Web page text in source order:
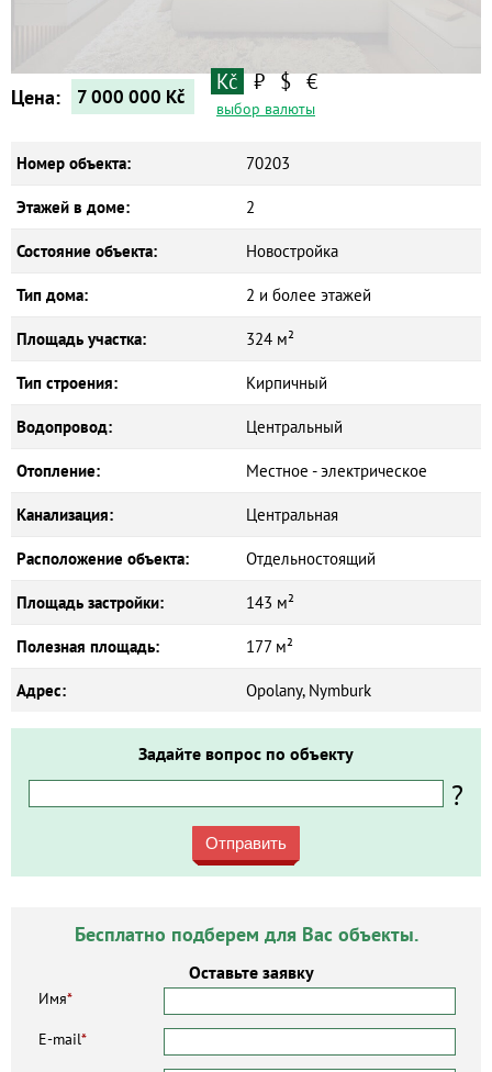
Цена: 7 000 000 Kč
Kč ₽ $ €
выбор валюты
Номер объекта: 70203
Этажей в доме: 2
Состояние объекта: Новостройка
Тип дома: 2 и более этажей
Площадь участка: 324 м²
Тип строения: Кирпичный
Водопровод: Центральный
Отопление: Местное - электрическое
Канализация: Центральная
Расположение объекта: Отдельностоящий
Площадь застройки: 143 м²
Полезная площадь: 177 м²
Адрес: Opolany, Nymburk
Задайте вопрос по объекту
?
Отправить
Бесплатно подберем для Вас объекты.
Оставьте заявку
Имя*
E-mail*